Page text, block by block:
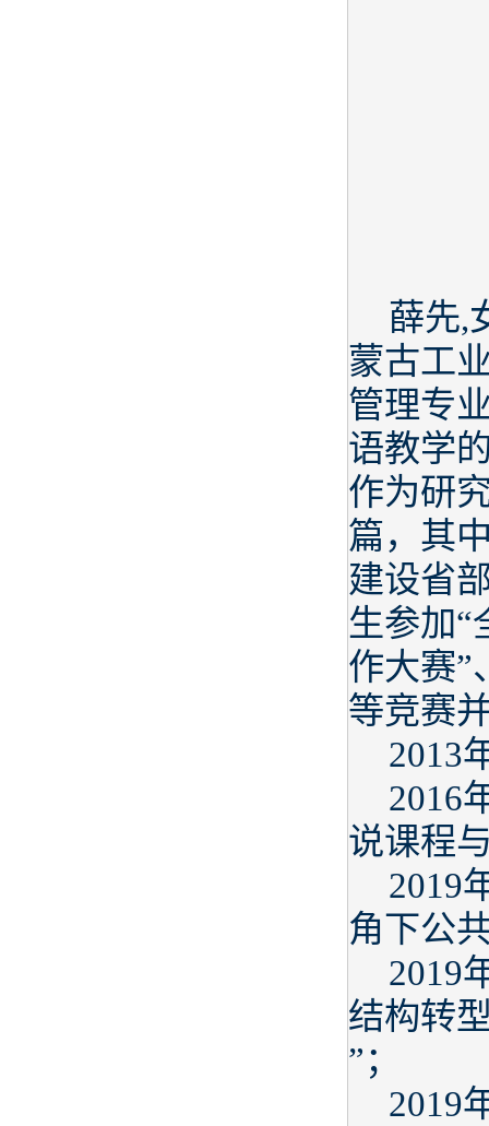
薛先,
蒙古工
管理专
语教学
作为研
篇，其
建设省
生参加“
作大赛”
等竞赛
2013
2016
说课程
2019
角下公
2019
结构转
”；
2019